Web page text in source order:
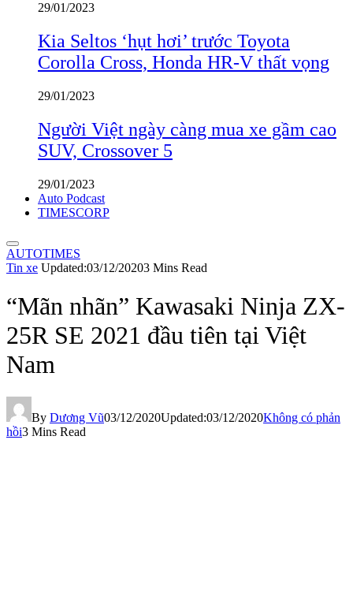
29/01/2023
Kia Seltos ‘hụt hơi’ trước Toyota
Corolla Cross, Honda HR-V thất vọng
29/01/2023
Người Việt ngày càng mua xe gầm cao
SUV, Crossover 5
29/01/2023
Auto Podcast
TIMESCORP
AUTOTIMES
Tin xe Updated:03/12/20203 Mins Read
“Mãn nhãn” Kawasaki Ninja ZX-
25R SE 2021 đầu tiên tại Việt
Nam
By Dương Vũ03/12/2020Updated:03/12/2020Không có phản
hồi3 Mins Read